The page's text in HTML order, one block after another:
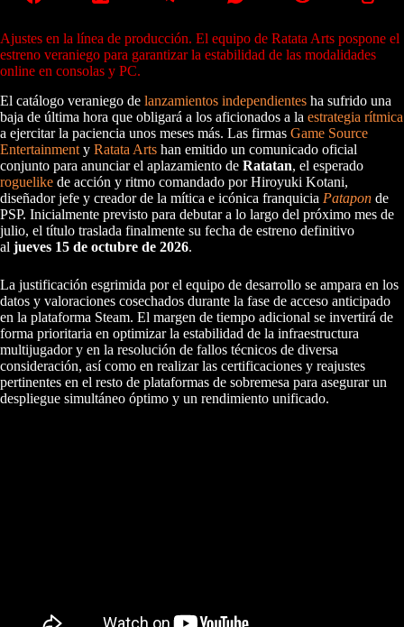
Ajustes en la línea de producción. El equipo de Ratata Arts pospone el
estreno veraniego para garantizar la estabilidad de las modalidades
online en consolas y PC.
El catálogo veraniego de lanzamientos independientes ha sufrido una
baja de última hora que obligará a los aficionados a la estrategia rítmica
a ejercitar la paciencia unos meses más. Las firmas Game Source
Entertainment y Ratata Arts han emitido un comunicado oficial
conjunto para anunciar el aplazamiento de Ratatan, el esperado
roguelike de acción y ritmo comandado por Hiroyuki Kotani,
diseñador jefe y creador de la mítica e icónica franquicia Patapon de
PSP. Inicialmente previsto para debutar a lo largo del próximo mes de
julio, el título traslada finalmente su fecha de estreno definitivo
al jueves 15 de octubre de 2026.
La justificación esgrimida por el equipo de desarrollo se ampara en los
datos y valoraciones cosechados durante la fase de acceso anticipado
en la plataforma Steam. El margen de tiempo adicional se invertirá de
forma prioritaria en optimizar la estabilidad de la infraestructura
multijugador y en la resolución de fallos técnicos de diversa
consideración, así como en realizar las certificaciones y reajustes
pertinentes en el resto de plataformas de sobremesa para asegurar un
despliegue simultáneo óptimo y un rendimiento unificado.